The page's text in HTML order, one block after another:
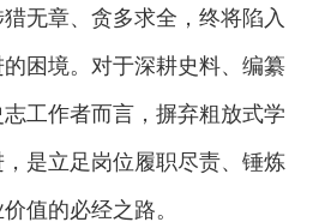
无章、贪多求全，终将陷入
困境。对于深耕史料、编纂
工作者而言，摒弃粗放式学
是立足岗位履职尽责、锤炼
值的必经之路。